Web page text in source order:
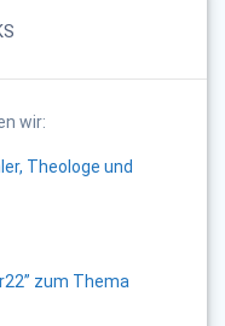
wir:
Theologe und
zum Thema